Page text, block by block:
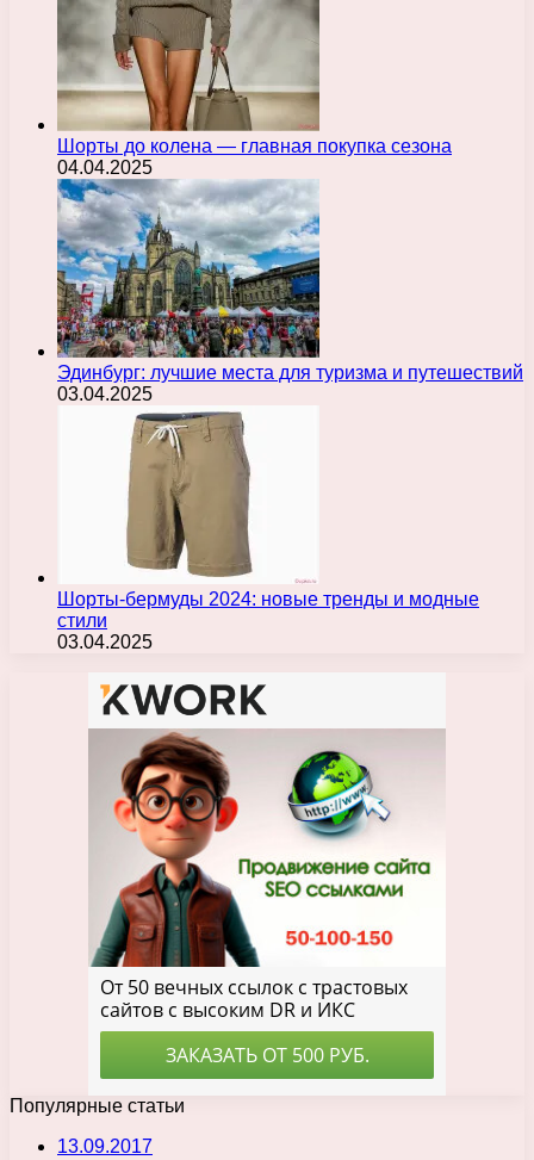
Шорты до колена — главная покупка сезона
04.04.2025
Эдинбург: лучшие места для туризма и путешествий
03.04.2025
Шорты-бермуды 2024: новые тренды и модные
стили
03.04.2025
Популярные статьи
13.09.2017